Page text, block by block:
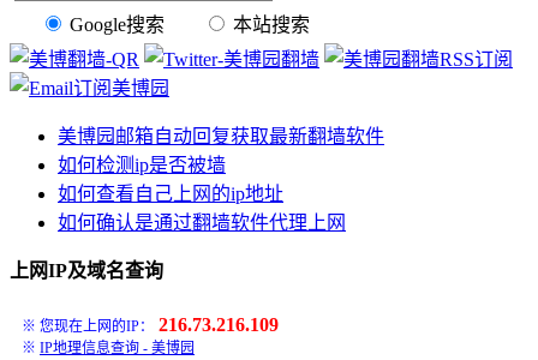
Google搜索 本站搜索
美博园邮箱自动回复获取最新翻墙软件
如何检测ip是否被墙
如何查看自己上网的ip地址
如何确认是通过翻墙软件代理上网
上网IP及域名查询
※ 您现在上网的IP： 216.73.216.109
※ IP地理信息查询 - 美博园